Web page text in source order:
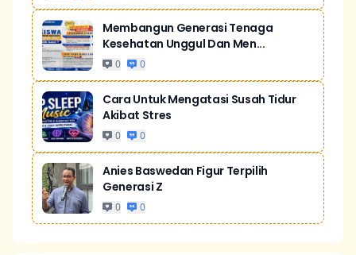
Membangun Generasi Tenaga
Kesehatan Unggul Dan Men...
0 0
Cara Untuk Mengatasi Susah Tidur
Akibat Stres
0 0
Anies Baswedan Figur Terpilih
Generasi Z
0 0